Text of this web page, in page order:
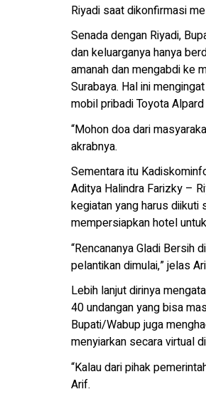
Riyadi saat dikonfirmasi
Senada dengan Riyadi,
dan keluarganya hanya
amanah dan mengabdi ke
Surabaya. Hal ini
mobil pribadi Toyota
“Mohon doa dari
akrabnya.
Sementara itu
Aditya Halindra Farizky –
kegiatan yang harus diikuti
mempersiapkan hotel
“Rencananya Gladi Bersih
pelantikan dimulai,” jelas
Lebih lanjut dirinya
40 undangan yang bisa
Bupati/Wabup juga
menyiarkan secara virtual
“Kalau dari pihak
Arif.